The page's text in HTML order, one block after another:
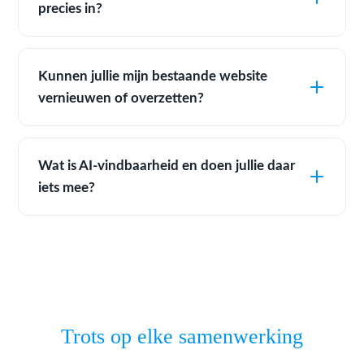
precies in?
Kunnen jullie mijn bestaande website
vernieuwen of overzetten?
Wat is AI-vindbaarheid en doen jullie daar
iets mee?
Trots op elke samenwerking